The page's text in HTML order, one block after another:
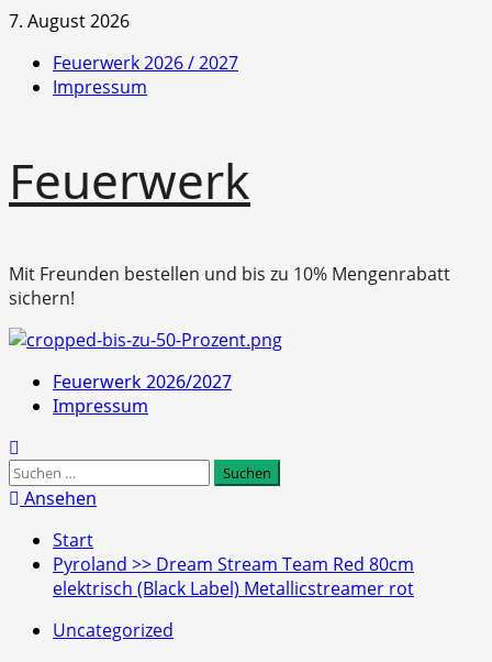
Zum
springen
7. August 2026
Feuerwerk 2026 / 2027
Impressum
Feuerwerk
Mit Freunden bestellen und bis zu 10% Mengenrabatt
sichern!
Primäres
Menü
Feuerwerk 2026/2027
Impressum
Suchen
nach:
Ansehen
Start
Pyroland >> Dream Stream Team Red 80cm
elektrisch (Black Label) Metallicstreamer rot
Uncategorized